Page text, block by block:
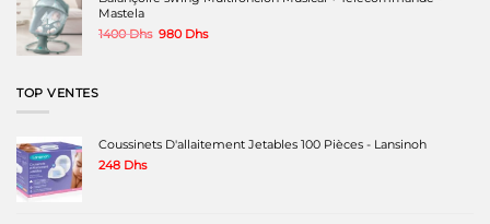
Mastela
1400Dhs Le
980 DhsLe
TOP VENTES
Coussinets D'allaitement Jetables 100 Pièces - Lansinoh
248 Dhs